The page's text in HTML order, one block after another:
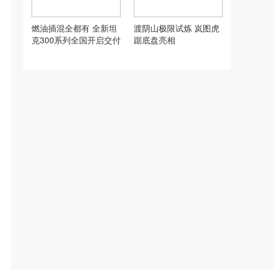
燃油插混全都有 全新坦
克300系列全国开启交付
渡阴山极限试炼 岚图虎
踞底盘亮相